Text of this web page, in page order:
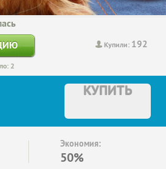
Купили: 192
2
КУПИТЬ
Экономия:
50%